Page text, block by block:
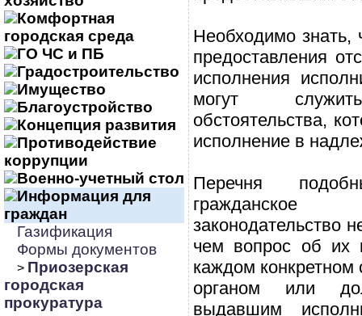
Комфортная
городская среда
ГО ЧС и ПБ
Градостроительство
Имущество
Благоустройство
Концепция развития
Противодействие
коррупции
Военно-учетный стол
Информация для
граждан
Газификация
Формы документов
> Приозерская
городская
прокуратура
Необходимо знать,
предоставления
исполнения
могут
обстоятельства,
исполнение в
Перечня
гражданское
законодательство
чем вопрос об их
каждом конкретном
органом или
выдавшим